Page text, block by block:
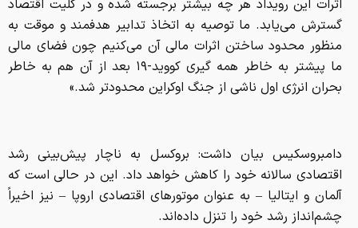
اثرات این رویداد هر چه بیشتر برجسته شده و در کلیت اقتصاد
گسترش می‌یابد. ما توصیه به اتخاذ تدابیر هدفمند و موقت به
منظور محدود ساختن اثرات مالی آن می‌کنیم چون فضای مالی
ما پیشتر به خاطر همه گیری کووید-۱۹ بعد از آن هم به خاطر
بحران انرژی اول ناشی از جنگ اوکراین محدودتر شد.»
دامبروسکیس بیان داشت: بروکسل به ناچار پیش‌بینی رشد
اقتصادی سالانه خود را کاهش خواهد داد. این در حالی است که
آلمان و ایتالیا – به عنوان موتورهای اقتصادی اروپا – نیز اخیراً
چشم‌انداز رشد خود را تنزل داده‌اند.